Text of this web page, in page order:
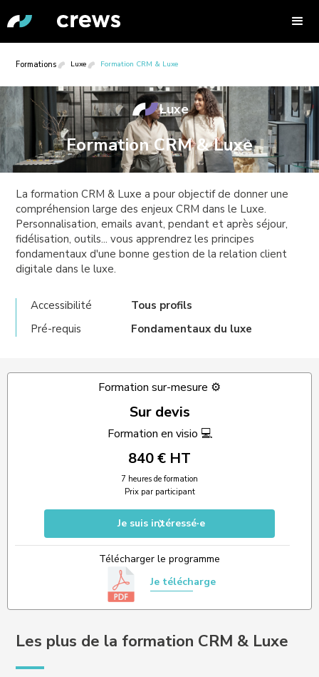
Formations Luxe Formation CRM & Luxe
Luxe
Formation CRM & Luxe
La formation CRM & Luxe a pour objectif de donner une
compréhension large des enjeux CRM dans le Luxe.
Personnalisation, emails avant, pendant et après séjour,
fidélisation, outils... vous apprendrez les principes
fondamentaux d'une bonne gestion de la relation client
digitale dans le luxe.
Accessibilité
Tous profils
Pré-requis
Fondamentaux du luxe
Formation sur-mesure ⚙️
Sur devis
Formation en visio 💻
840 € HT
7 heures de formation
Prix par participant
Je suis intéressé·e
Télécharger le programme
Je télécharge
Les plus de la formation CRM & Luxe